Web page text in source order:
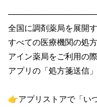
全国に調剤薬局を展開
すべての医療機関の処
アイン薬局をご利用の
アプリの「処方箋送信」
👉アプリストアで「い